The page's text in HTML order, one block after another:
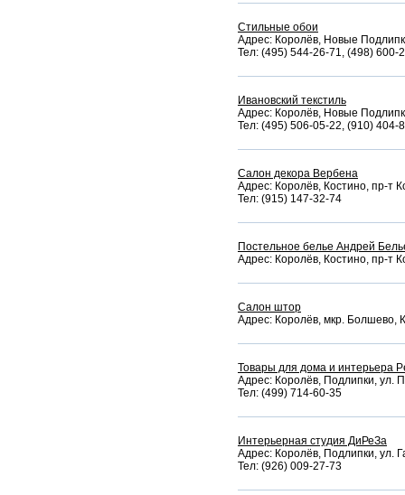
Стильные обои
Адрес: Королёв, Новые
Тел: (495) 544-26-71, (498)
Ивановский текстиль
Адрес: Королёв, Новые
Тел: (495) 506-05-22, (910) 404-
Салон декора Вербена
Адрес: Королёв, Костино, пр-т
Тел: (915) 147-32-74
Постельное белье Андрей
Адрес: Королёв, Костино, пр-т
Салон штор
Адрес: Королёв, мкр. Болшево,
Товары для дома и интерьера
Адрес: Королёв, Подлипки, ул.
Тел: (499) 714-60-35
Интерьерная студия ДиРеЗа
Адрес: Королёв, Подлипки, ул.
Тел: (926) 009-27-73